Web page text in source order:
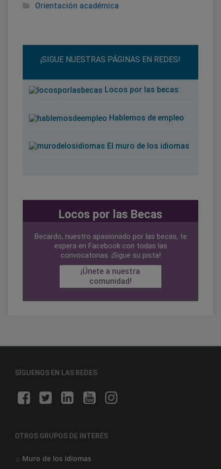
Orientación académica
¡SIGUE NUESTRAS PÁGINAS EN REDES!
Locos por las becas
Hablemos de empleo
El muro de los idiomas
Locos por las Becas
Becardo, nuestro apasionado por las becas, te
espera en Facebook con todas las
convocatorias. ¡Sigue su pista!
¡Únete a nuestra
comunidad!
SÍGUENOS EN LAS REDES
OTROS GRUPOS DE INTERÉS
Muro de los idiomas